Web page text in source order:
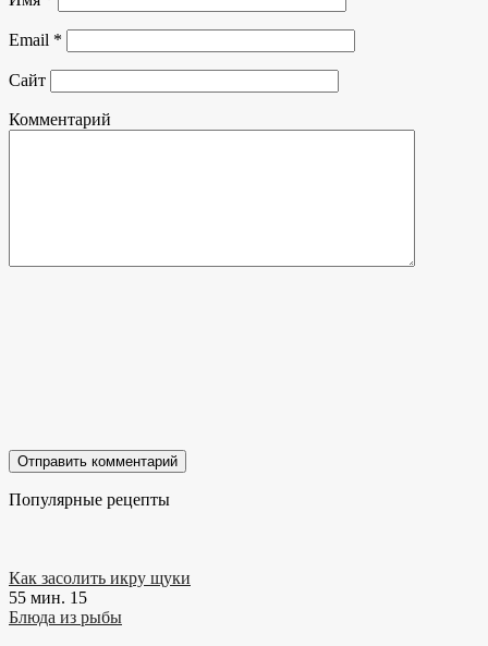
Email *
Сайт
Комментарий
Популярные рецепты
Как засолить икру щуки
55 мин. 15
Блюда из рыбы